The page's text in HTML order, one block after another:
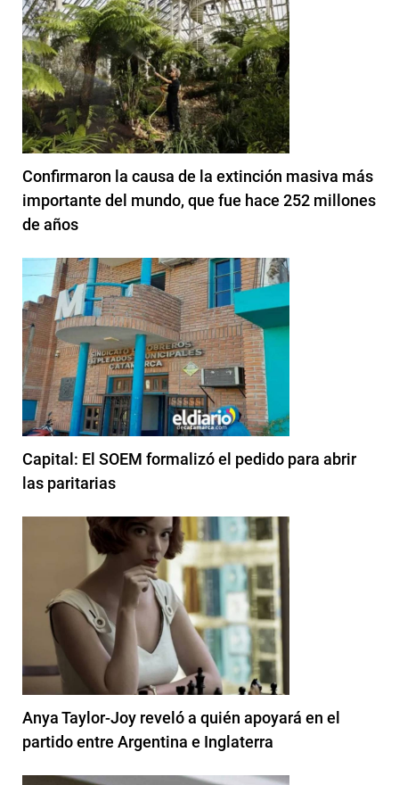
Confirmaron la causa de la extinción masiva más
importante del mundo, que fue hace 252 millones
de años
Capital: El SOEM formalizó el pedido para abrir
las paritarias
Anya Taylor-Joy reveló a quién apoyará en el
partido entre Argentina e Inglaterra